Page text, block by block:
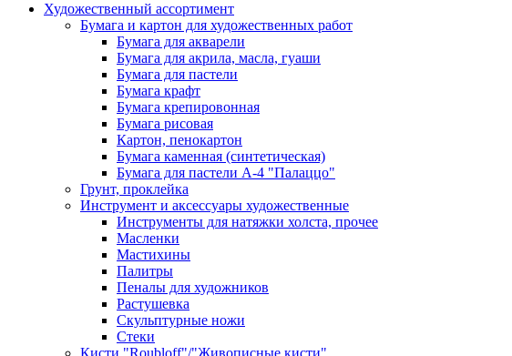
Художественный ассортимент
Бумага и картон для художественных работ
Бумага для акварели
Бумага для акрила, масла, гуаши
Бумага для пастели
Бумага крафт
Бумага крепировонная
Бумага рисовая
Картон, пенокартон
Бумага каменная (синтетическая)
Бумага для пастели А-4 "Палаццо"
Грунт, проклейка
Инструмент и аксессуары художественные
Инструменты для натяжки холста, прочее
Масленки
Мастихины
Палитры
Пеналы для художников
Растушевка
Скульптурные ножи
Стеки
Кисти "Roubloff"/"Живописные кисти"